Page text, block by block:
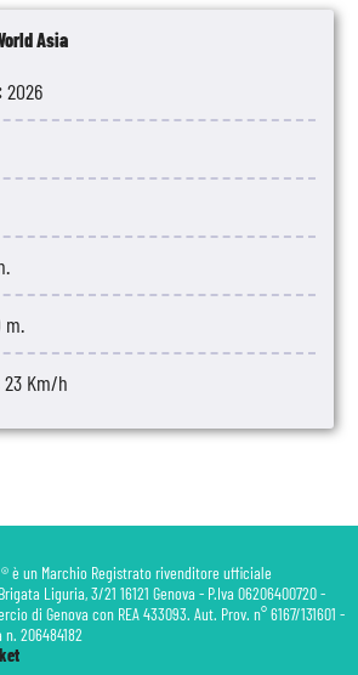
Asia
2026
m.
23 Km/h
un Marchio Registrato rivenditore ufficiale
Liguria, 3/21 16121 Genova - P.Iva 06206400720 -
di Genova con REA 433093. Aut. Prov. n° 6167/131601 -
206484182